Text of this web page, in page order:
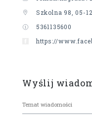
Szkolna 98, 05-
5361135600
https://
Wyślij